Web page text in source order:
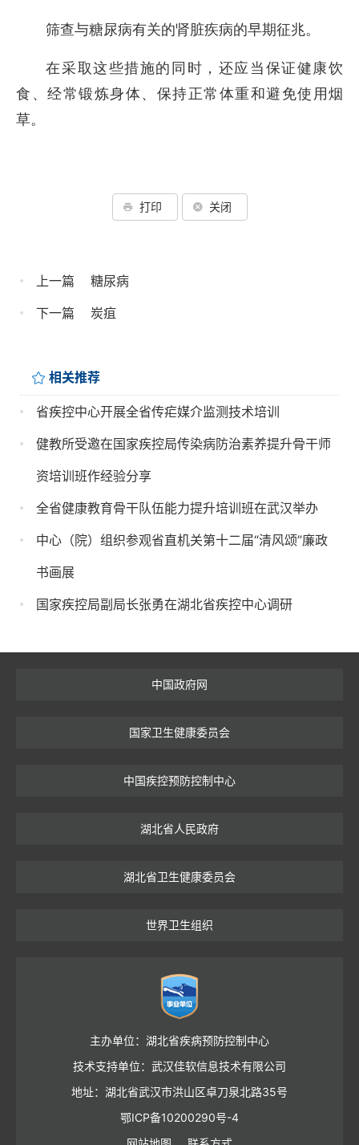
筛查与糖尿病有关的肾脏疾病的早期征兆。
在采取这些措施的同时，还应当保证健康饮
食、经常锻炼身体、保持正常体重和避免使用烟
草。
打印 关闭
上一篇
糖尿病
下一篇
炭疽
相关推荐
省疾控中心开展全省传疟媒介监测技术培训
健教所受邀在国家疾控局传染病防治素养提升骨干师
资培训班作经验分享
全省健康教育骨干队伍能力提升培训班在武汉举办
中心（院）组织参观省直机关第十二届“清风颂”廉政
书画展
国家疾控局副局长张勇在湖北省疾控中心调研
中国政府网
国家卫生健康委员会
中国疾控预防控制中心
湖北省人民政府
湖北省卫生健康委员会
世界卫生组织
主办单位：湖北省疾病预防控制中心
技术支持单位：武汉佳软信息技术有限公司
地址：湖北省武汉市洪山区卓刀泉北路35号
鄂ICP备10200290号-4